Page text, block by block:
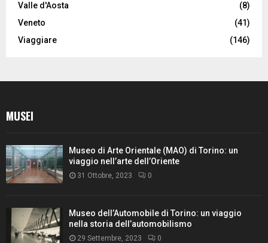
Valle d'Aosta
(8)
Veneto
(41)
Viaggiare
(146)
MUSEI
Museo di Arte Orientale (MAO) di Torino: un
viaggio nell’arte dell’Oriente
31 Ottobre, 2023 0
Museo dell’Automobile di Torino: un viaggio
nella storia dell’automobilismo
29 Settembre, 2023 0